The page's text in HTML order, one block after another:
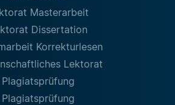
Masterarbeit
Dissertation
Korrekturlesen
Lektorat
Plagiatsprüfung
Plagiatsprüfung